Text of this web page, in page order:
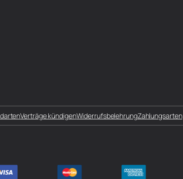
Verträge kündigenWiderrufsbelehrungZahlungsarten